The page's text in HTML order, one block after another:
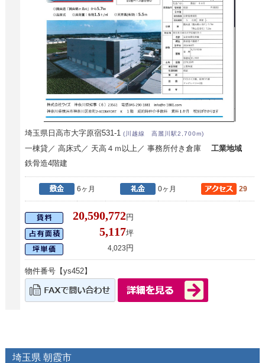
埼玉県日高市大字原宿531-1(川越線 高麗川駅2,700m)
一棟貸／ 高床式／ 天高４ｍ以上／ 事務所付き倉庫工業地域
鉄骨造4階建
6ヶ月 0ヶ月 29
20,590,772円
5,117坪
4,023 円
物件番号【ys452】
埼玉県 朝霞市